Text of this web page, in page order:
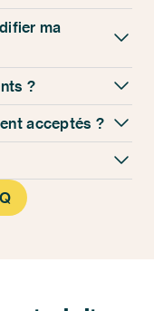
ma
?
acceptés ?